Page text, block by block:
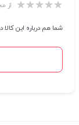
از
شما هم درباره این